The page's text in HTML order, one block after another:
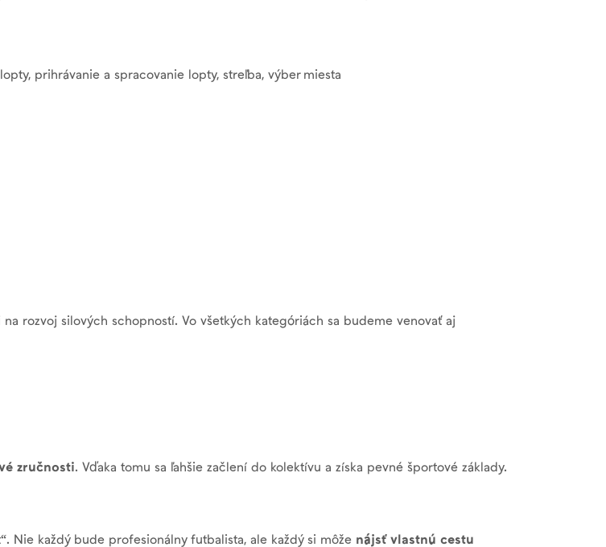
prihrávanie a spracovanie lopty, streľba, výber miesta
rozvoj silových schopností. Vo všetkých kategóriách sa budeme venovať aj
zručnosti. Vďaka tomu sa ľahšie začlení do kolektívu a získa pevné športové základy.
Nie každý bude profesionálny futbalista, ale každý si môže nájsť vlastnú cestu